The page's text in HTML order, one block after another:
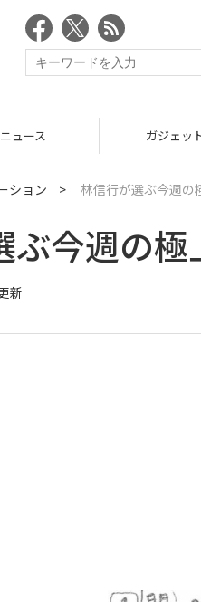
ガジェット
ション > 林信行が選ぶ今週の
ぶ今週の
新